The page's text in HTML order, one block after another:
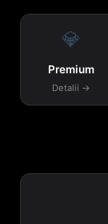
💎
Premium
Detalii →